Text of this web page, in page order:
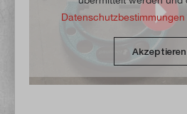
Datenschutzbestimmungen
Akzeptieren